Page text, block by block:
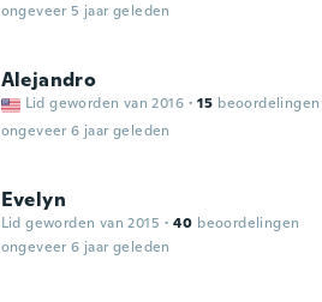
ongeveer 5 jaar geleden
Alejandro
Lid geworden van 2016 · 15 beoordelingen
ongeveer 6 jaar geleden
Evelyn
Lid geworden van 2015 · 40 beoordelingen
ongeveer 6 jaar geleden